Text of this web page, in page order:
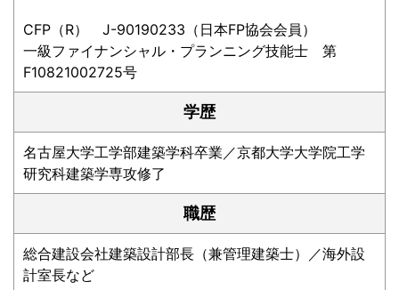
CFP（R） J-90190233（日本FP協会会員）
一級ファイナンシャル・プランニング技能士 第
F10821002725号
学歴
名古屋大学工学部建築学科卒業／京都大学大学院工学
研究科建築学専攻修了
職歴
総合建設会社建築設計部長（兼管理建築士）／海外設
計室長など